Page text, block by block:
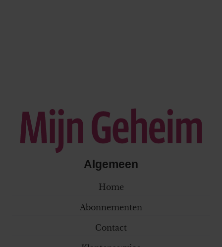
Algemeen
Home
Abonnementen
Contact